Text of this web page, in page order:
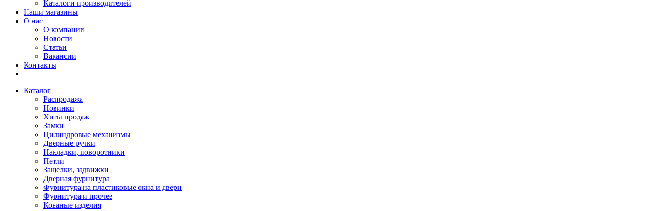
Каталоги производителей
Наши магазины
О нас
О компании
Новости
Статьи
Вакансии
Контакты
Каталог
Распродажа
Новинки
Хиты продаж
Замки
Цилиндровые механизмы
Дверные ручки
Накладки, поворотники
Петли
Защелки, задвижки
Дверная фурнитура
Фурнитура на пластиковые окна и двери
Фурнитура и прочее
Кованые изделия